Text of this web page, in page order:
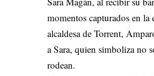
momentos capturados en
alcaldesa de Torrent,
a Sara, quien simboliza no
rodean.